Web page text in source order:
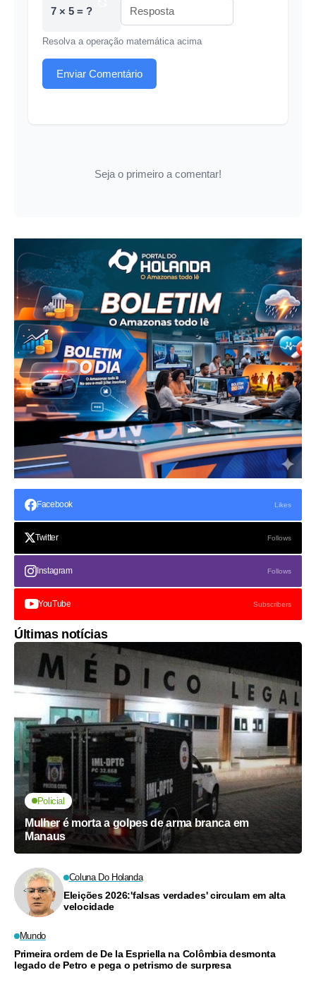
7 × 5 = ?
Resolva a operação matemática acima
Enviar Comentário
Seja o primeiro a comentar!
Facebook Likes
Twitter Follows
Instagram Follows
YouTube Subscribers
Últimas notícias
Policial
Mulher é morta a golpes de arma branca em
Manaus
Coluna Do Holanda
Eleições 2026:'falsas verdades' circulam em alta
velocidade
Mundo
Primeira ordem de De la Espriella na Colômbia desmonta
legado de Petro e pega o petrismo de surpresa